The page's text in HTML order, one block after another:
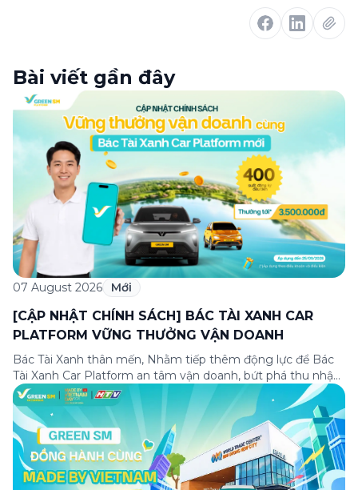
Bài viết gần đây
07 August 2026 Mới
[CẬP NHẬT CHÍNH SÁCH] BÁC TÀI XANH CAR
PLATFORM VỮNG THƯỞNG VẬN DOANH
Bác Tài Xanh thân mến, Nhằm tiếp thêm động lực để Bác
Tài Xanh Car Platform an tâm vận doanh, bứt phá thu nhập
ngay từ những ngày đầu gia nhập, Green SM cập nhật
Chương trình thưởng vận doanh dành riêng cho Bác Tài
Xanh Car Platform mới với cơ hội nhận thưởng lên […]